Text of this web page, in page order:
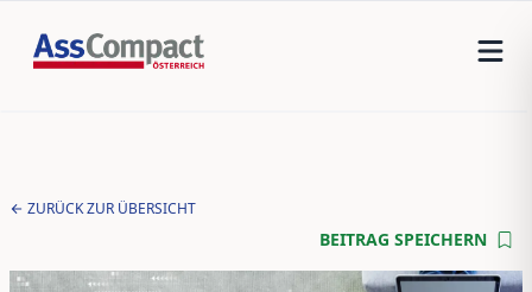
ZURÜCK ZUR ÜBERSICHT
BEITRAG SPEICHERN